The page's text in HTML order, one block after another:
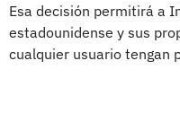
Esa decisión permitirá a
estadounidense y sus
cualquier usuario tengan